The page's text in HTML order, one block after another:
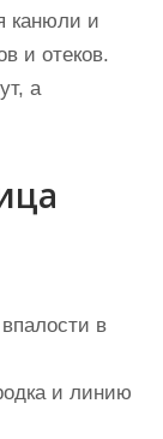
канюли и
и отеков.
а
в
и линию